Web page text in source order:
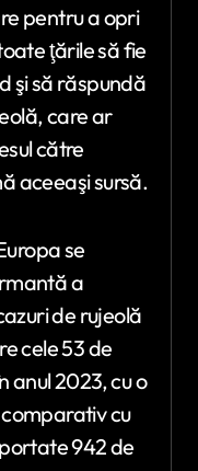
pentru a opri
ţările să fie
şi să răspundă
care ar
către
aceeaşi sursă.
se
a
de rujeolă
cele 53 de
anul 2023, cu o
cu
942 de